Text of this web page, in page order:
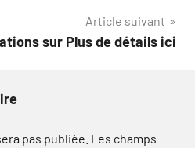
Article suivant
sur Plus de détails ici
pas publiée. Les champs